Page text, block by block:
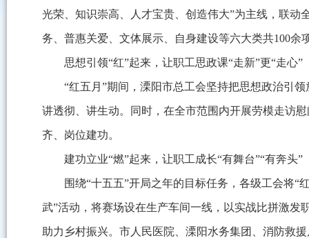
光荣、知识崇高、人才宝贵、创造伟大”为主线，联
务、普惠关爱、文体展示、自身建设等六大类共100
思想引领“红”起来，让职工思政课“走新”更“走心”
“红五月”期间，溧阳市总工会坚持把思想政治引
讲透彻、讲生动。同时，在全市范围内开展劳模走访
齐、岗位建功。
建功立业“燃”起来，让职工成长“有舞台”“有奔头”
围绕“十五五”开局之年的目标任务，各级工会将“
武”活动，将赛场设在生产车间一线，以实战比拼激
助力乡村振兴。市人民医院、溧阳水务集团、消防救